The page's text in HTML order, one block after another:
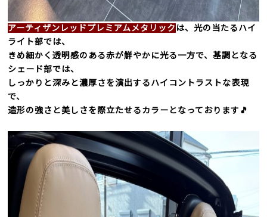
アーティザンレッドプレミアムメタリック は、光の当たるハイ
ライト部では、
きめ細かく透明感のある赤が鮮やかに光る一方で、基調となる
シェード部では、
しっかりと深みと濃厚さを演出するハイコントラストな表現
で、
造形の強さと美しさを際立たせるカラーとなっております🎵